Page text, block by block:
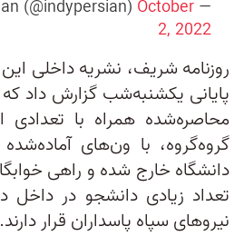
— independentpersian (@indypersian)
October
2, 2022
روزنامه شریف، نشریه داخلی
پایانی یکشنبه‌شب گزارش داد
محاصره‌شده همراه با تعدادی
گروه‌گروه، با ون‌های
دانشگاه خارج شده و راهی
تعداد زیادی دانشجو در داخل
نیروهای سپاه پاسداران قرار دارند.